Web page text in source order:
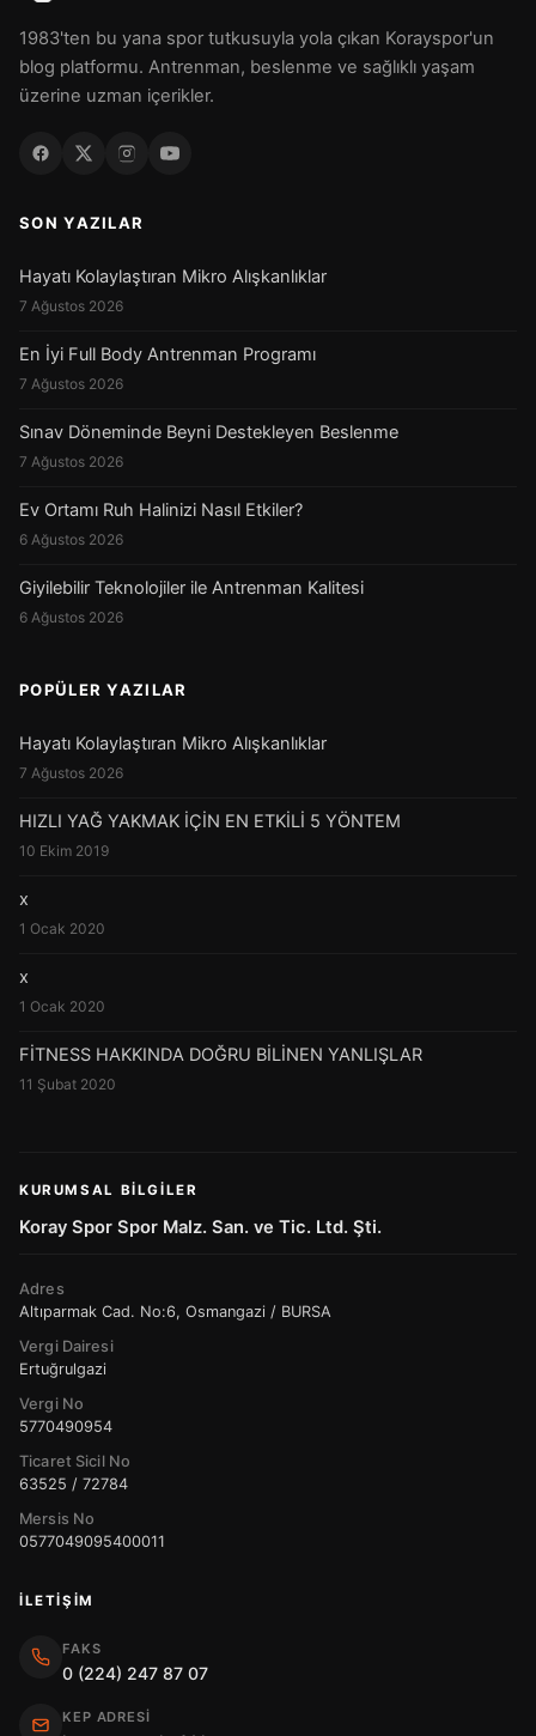
1983'ten bu yana spor tutkusuyla yola çıkan Korayspor'un
blog platformu. Antrenman, beslenme ve sağlıklı yaşam
üzerine uzman içerikler.
SON YAZILAR
Hayatı Kolaylaştıran Mikro Alışkanlıklar
7 Ağustos 2026
En İyi Full Body Antrenman Programı
7 Ağustos 2026
Sınav Döneminde Beyni Destekleyen Beslenme
7 Ağustos 2026
Ev Ortamı Ruh Halinizi Nasıl Etkiler?
6 Ağustos 2026
Giyilebilir Teknolojiler ile Antrenman Kalitesi
6 Ağustos 2026
POPÜLER YAZILAR
Hayatı Kolaylaştıran Mikro Alışkanlıklar
7 Ağustos 2026
HIZLI YAĞ YAKMAK İÇİN EN ETKİLİ 5 YÖNTEM
10 Ekim 2019
x
1 Ocak 2020
x
1 Ocak 2020
FİTNESS HAKKINDA DOĞRU BİLİNEN YANLIŞLAR
11 Şubat 2020
KURUMSAL BILGILER
Koray Spor Spor Malz. San. ve Tic. Ltd. Şti.
Adres
Altıparmak Cad. No:6, Osmangazi / BURSA
Vergi Dairesi
Ertuğrulgazi
Vergi No
5770490954
Ticaret Sicil No
63525 / 72784
Mersis No
0577049095400011
İLETIŞIM
FAKS
0 (224) 247 87 07
KEP ADRESI